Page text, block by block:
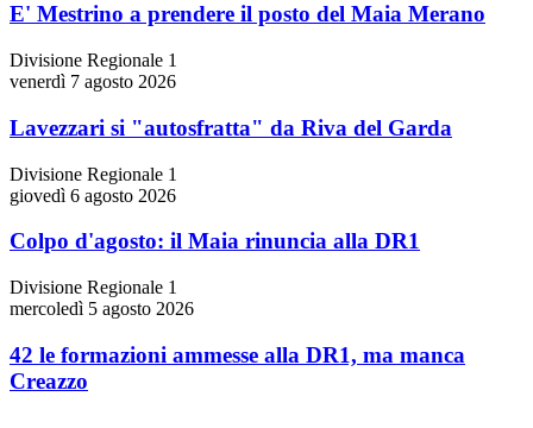
E' Mestrino a prendere il posto del Maia Merano
Divisione Regionale 1
venerdì 7 agosto 2026
Lavezzari si "autosfratta" da Riva del Garda
Divisione Regionale 1
giovedì 6 agosto 2026
Colpo d'agosto: il Maia rinuncia alla DR1
Divisione Regionale 1
mercoledì 5 agosto 2026
42 le formazioni ammesse alla DR1, ma manca
Creazzo